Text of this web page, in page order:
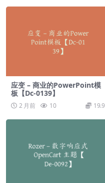
应变 – 商业的PowerPoint模
板【Dc-0139】
2 月前 10 19.9